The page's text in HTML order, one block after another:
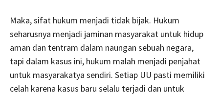
Maka, sifat hukum menjadi tidak bijak. Hukum
seharusnya menjadi jaminan masyarakat untuk hidup
aman dan tentram dalam naungan sebuah negara,
tapi dalam kasus ini, hukum malah menjadi penjahat
untuk masyarakatya sendiri. Setiap UU pasti memiliki
celah karena kasus baru selalu terjadi dan untuk